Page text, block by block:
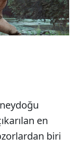
en
biri